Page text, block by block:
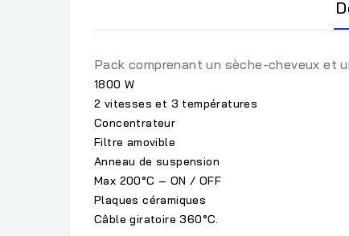
Pack comprenant un sèche-cheveux et
1800 W
2 vitesses et 3 températures
Concentrateur
Filtre amovible
Anneau de suspension
Max 200°C – ON / OFF
Plaques céramiques
Câble giratoire 360°C.